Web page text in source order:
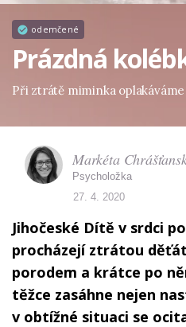
odemčené
Prázdná
Při ztrátě miminka
Jihočeské Dítě v srdci
procházejí ztrátou
porodem a krátce po
těžce zasáhne nejen
v obtížné situaci se
Markéta
Psycholožka
27. 4. 2020